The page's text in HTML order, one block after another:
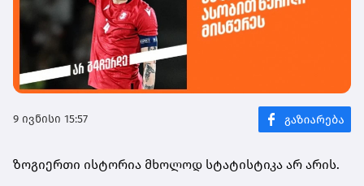
9 ივნისი 15:57
ზოგიერთი ისტორია მხოლოდ სტატისტიკა არ არის.